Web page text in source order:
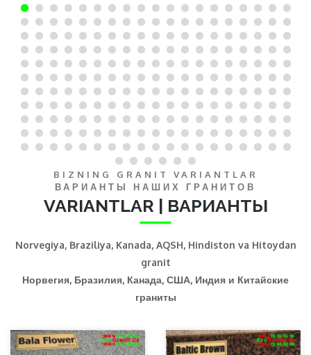
BIZNING GRANIT VARIANTLAR
ВАРИАНТЫ НАШИХ ГРАНИТОВ
VARIANTLAR | ВАРИАНТЫ
Norvegiya, Braziliya, Kanada, AQSH, Hindiston va Hitoydan
granit
Норвегия, Бразилия, Канада, США, Индия и Китайские
граниты